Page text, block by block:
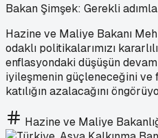
Bakan Şimşek: Gerekli
Hazine ve Maliye Bakanı
odaklı politikalarımızı
enflasyondaki düşüşün
iyileşmenin güçleneceğini ve
katılığın azalacağını
Hazine ve Maliye